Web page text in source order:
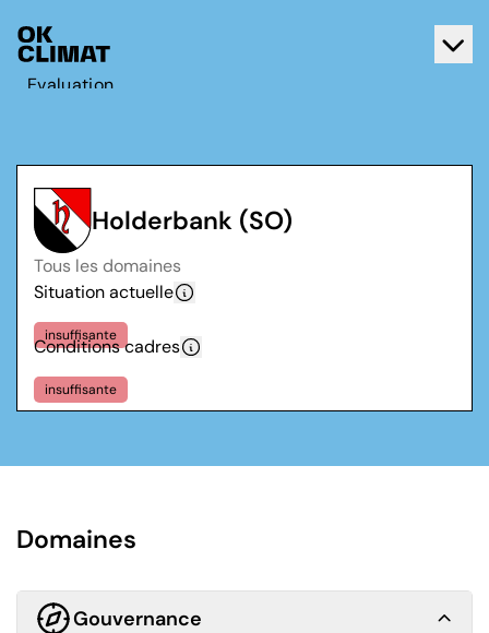
Evaluation
Contact
Français
Deutsch
Holderbank (SO)
Tous les domaines
Situation actuelle
insuffisante
Conditions cadres
insuffisante
Domaines
Gouvernance